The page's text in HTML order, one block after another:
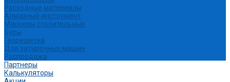
Расходные материалы
Алмазный инструмент
Маркеры строительные
Буры
Георешетка
Для затирочных машин
Распродажа
Партнеры
Калькуляторы